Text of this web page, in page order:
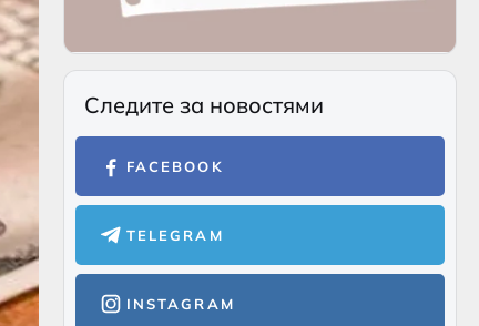
Следите за новостями
FACEBOOK
TELEGRAM
INSTAGRAM